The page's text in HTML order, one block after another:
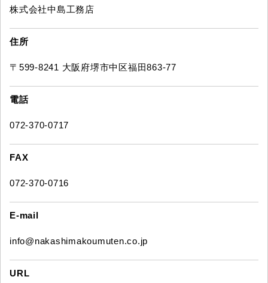
株式会社中島工務店
住所
〒599-8241 大阪府堺市中区福田863-77
電話
072-370-0717
FAX
072-370-0716
E-mail
info@nakashimakoumuten.co.jp
URL